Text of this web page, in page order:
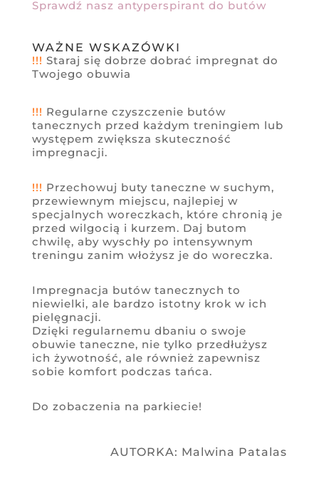
Sprawdź nasz antyperspirant do butów
WAŻNE WSKAZÓWKI
!!! Staraj się dobrze dobrać impregnat do
Twojego obuwia
!!! Regularne czyszczenie butów
tanecznych przed każdym treningiem lub
występem zwiększa skuteczność
impregnacji.
!!! Przechowuj buty taneczne w suchym,
przewiewnym miejscu, najlepiej w
specjalnych woreczkach, które chronią je
przed wilgocią i kurzem. Daj butom
chwilę, aby wyschły po intensywnym
treningu zanim włożysz je do woreczka.
Impregnacja butów tanecznych to
niewielki, ale bardzo istotny krok w ich
pielęgnacji.
Dzięki regularnemu dbaniu o swoje
obuwie taneczne, nie tylko przedłużysz
ich żywotność, ale również zapewnisz
sobie komfort podczas tańca.
Do zobaczenia na parkiecie!
AUTORKA: Malwina Patalas